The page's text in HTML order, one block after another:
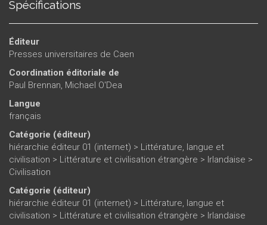
Spécifications
Éditeur
Presses universitaires de Caen
Coordination éditoriale de
Paul Brennan Michael O'Dea
Langue
français
Catégorie (éditeur)
hiérarchie éditeur 01 (internet) > Littérature, langue et
civilisation > Littérature et civilisation étrangère > Irlandaise >
Civilisation
Catégorie (éditeur)
hiérarchie éditeur 01 (internet) > Littérature, langue et
civilisation > Littérature et civilisation étrangère > Irlandaise